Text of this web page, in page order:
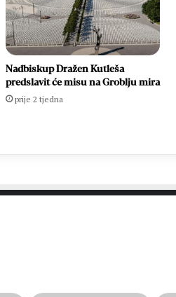
Nadbiskup Dražen Kutleša
predslavit će misu na Groblju mira
prije 2 tjedna